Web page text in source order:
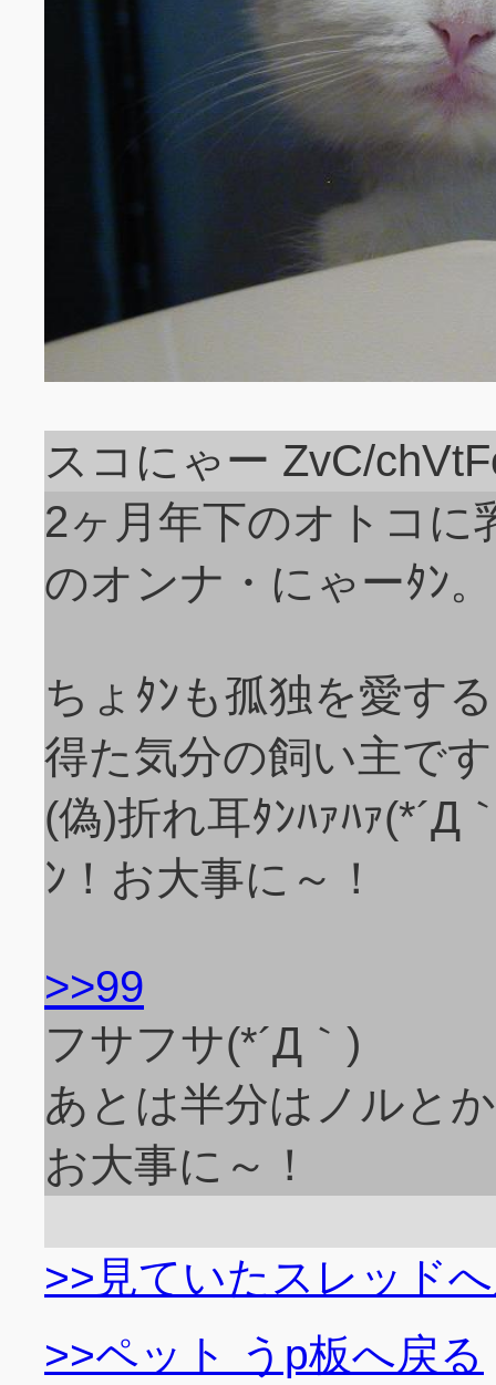
スコにゃー ZvC/
2ヶ月年下のオトコに
のオンナ・にゃーﾀﾝ。
ちょﾀﾝも孤独を愛す
得た気分の飼い主で
(偽)折れ耳ﾀﾝﾊｧﾊｧ(*´Д
ﾝ！お大事に～！
>>99
フサフサ(*´Д｀)
あとは半分はノルと
お大事に～！
>>見ていたスレッド
>>ペット うp板へ戻る